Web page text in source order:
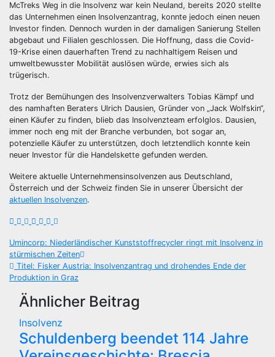
McTreks Weg in die Insolvenz war kein Neuland, bereits 2020 stellte
das Unternehmen einen Insolvenzantrag, konnte jedoch einen neuen
Investor finden. Dennoch wurden in der damaligen Sanierung Stellen
abgebaut und Filialen geschlossen. Die Hoffnung, dass die Covid-
19-Krise einen dauerhaften Trend zu nachhaltigem Reisen und
umweltbewusster Mobilität auslösen würde, erwies sich als
trügerisch.
Trotz der Bemühungen des Insolvenzverwalters Tobias Kämpf und
des namhaften Beraters Ulrich Dausien, Gründer von „Jack Wolfskin“,
einen Käufer zu finden, blieb das Insolvenzteam erfolglos. Dausien,
immer noch eng mit der Branche verbunden, bot sogar an,
potenzielle Käufer zu unterstützen, doch letztendlich konnte kein
neuer Investor für die Handelskette gefunden werden.
Weitere aktuelle Unternehmensinsolvenzen aus Deutschland,
Österreich und der Schweiz finden Sie in unserer Übersicht der
aktuellen Insolvenzen.
Beitragsnavigation
Umincorp: Niederländischer Kunststoffrecycler ringt mit Insolvenz in
stürmischen Zeiten
Titel: Fisker Austria: Insolvenzantrag und drohendes Ende der
Produktion in Graz
Ähnlicher Beitrag
Insolvenz
Schuldenberg beendet 114 Jahre